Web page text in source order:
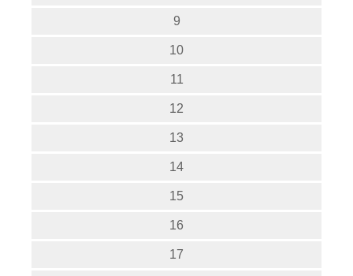
9
10
11
12
13
14
15
16
17